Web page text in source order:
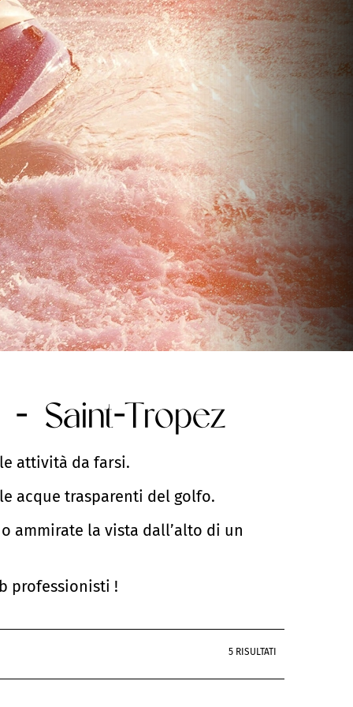
Saint-Tropez
attività da farsi.
acque trasparenti del golfo.
ammirate la vista dall’alto di un
professionisti !
5 RISULTATI